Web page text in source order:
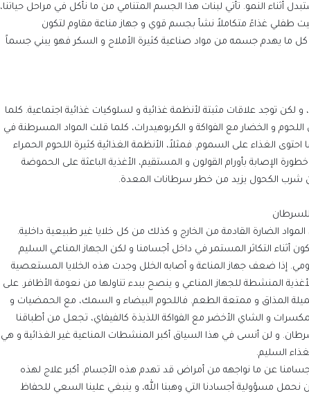
أثناء النمو. تأتي لبنات هذا الجسم المتنامي من ما نأكل في مراحل حياتنا،
طفلي غذاءً متكاملاً نشأ بجسم قوي و جهاز مناعة مقاوم لتكون
كل ما يهدم جسمه من مواد صناعية كثيرة الأملاح و السكر فهو يبني جسماً
توجد علاقات مثبتة لأنظمة غذائية و لسلوكيات غذائية اجتماعية. كلما
و الخضار مع الفواكة و الكربوهيدرات، كلما قلت المواد المسرطنة في
احتوى الغذاء على السموم. فمثلاً، الأنظمة الغذائية كثيرة اللحوم الحمراء
الإصابة بأورام القولون و المستقيم، الأغذية الباعثة على الحموضة
شرب الكحول يزيد من خطر سرطانات المعدة.
للسرطان
الضارة القادمة من الخارج و كذلك من كل خلايا غير طبيعية داخلية.
أثناء التكاثر المستمر في داخل أجسامنا و لكن الجهاز المناعي السليم
إذا ضعف جهاز المناعة و أصابه الخلل وجدت هذه الخلايا المستعصية
المنشطة للجهاز المناعي و ينصح ببدء تناولها من نعومة الأظافر. على
المذاق و ممتعة الطعم. فاللحوم البيضاء و السمك، مع الحمضيات و
و الشاي الأخضر مع الفواكة اللذيذة كالفيفاي، تجعل من أطباقنا
و لن أنسى في هذا السياق أكبر المنشطات المناعية غير الغذائية و هي
السليم.
عن ما نواجهه من أمراض قد تهدم هذه الأجسام. أكبر علاج لهذه
مسؤولية أجسادنا التي وهبنا الله، و ينبغي علينا السعي للحفاظ